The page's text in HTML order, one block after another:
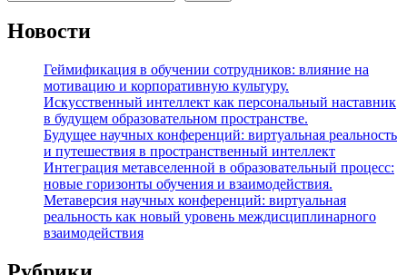
Новости
Геймификация в обучении сотрудников: влияние на
мотивацию и корпоративную культуру.
Искусственный интеллект как персональный наставник
в будущем образовательном пространстве.
Будущее научных конференций: виртуальная реальность
и путешествия в пространственный интеллект
Интеграция метавселенной в образовательный процесс:
новые горизонты обучения и взаимодействия.
Метаверсия научных конференций: виртуальная
реальность как новый уровень междисциплинарного
взаимодействия